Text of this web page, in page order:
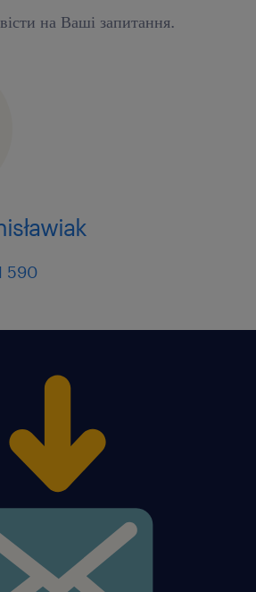
на Ваші запитання.
590